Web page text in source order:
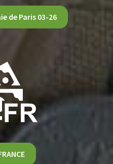
de Paris 03-26